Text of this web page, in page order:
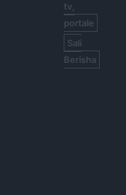
tv,
portale
Sali
Berisha